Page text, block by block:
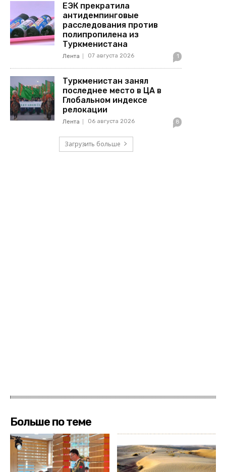
ЕЭК прекратила
антидемпинговые
расследования против
полипропилена из
Туркменистана
Лента 07 августа 2026 1
Туркменистан занял
последнее место в ЦА в
Глобальном индексе
релокации
Лента 06 августа 2026 8
Загрузить больше
Больше по теме